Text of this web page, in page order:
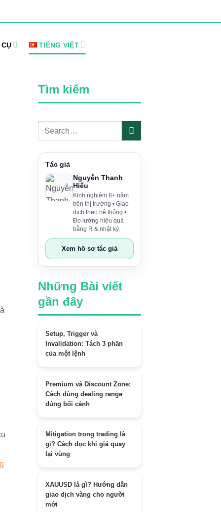
TIẾNG VIỆT
Tìm kiếm
Tác giả
Nguyễn Thanh
Hiếu
Kinh nghiệm 8+ năm
trên thị trường • Giao
dịch theo hệ thống •
Đo lường hiệu quả
bằng R & nhật ký.
Xem hồ sơ tác giả
Những Bài viết
gần đây
Setup, Trigger và
Invalidation: Tách 3 phần
của một lệnh
Premium và Discount Zone:
Cách dùng dealing range
đúng bối cảnh
Mitigation trong trading là
gì? Cách đọc khi giá quay
lại vùng
XAUUSD là gì? Hướng dẫn
giao dịch vàng cho người
mới